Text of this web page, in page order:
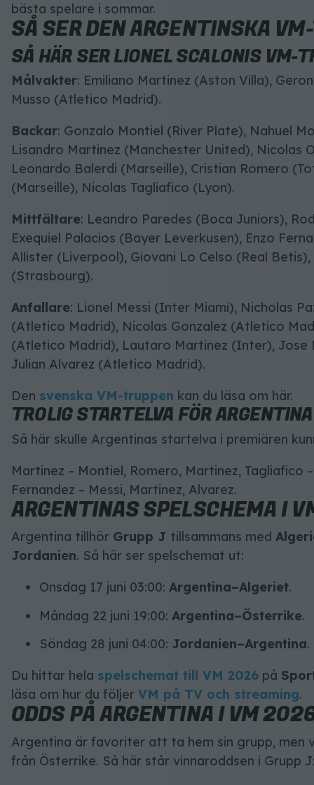
bästa spelare i sommar.
SÅ SER DEN ARGENTINSKA
SÅ HÄR SER LIONEL SCALONIS VM-
Målvakter: Emiliano Martinez (Aston Villa),
Musso (Atletico Madrid).
Backar: Gonzalo Montiel (River Plate), Nahuel
Lisandro Martinez (Manchester United), Nicolas
Leonardo Balerdi (Marseille), Cristian Romero
(Marseille), Nicolas Tagliafico (Lyon).
Mittfältare: Leandro Paredes (Boca Juniors),
Exequiel Palacios (Bayer Leverkusen), Enzo
Allister (Liverpool), Giovani Lo Celso (Real
(Strasbourg).
Anfallare: Lionel Messi (Inter Miami), Nicholas
(Atletico Madrid), Nicolas Gonzalez (Atletico
(Atletico Madrid), Lautaro Martinez (Inter), Jose
Julian Alvarez (Atletico Madrid).
Den svenska VM-truppen kan du läsa om här.
TROLIG STARTELVA FÖR ARGENTINA
Så här skulle Argentinas startelva i premiären
Martinez – Montiel, Romero, Martinez, Tagliafico
Fernandez – Messi, Martinez, Alvarez.
ARGENTINAS SPELSCHEMA I
Argentina tillhör Grupp J tillsammans med
Jordanien. Så här ser spelschemat ut:
Onsdag 17 juni 03:00: Argentina–Algeriet.
Måndag 22 juni 19:00: Argentina–Österrike.
Söndag 28 juni 04:00: Jordanien–Argentina.
Du hittar hela spelschemat till VM 2026 på
läsa om hur du följer VM på TV och streaming.
ODDS PÅ ARGENTINA I VM
Argentina är favoriter att ta hem sin grupp,
från Österrike. Så här står vinnaroddsen i Grupp